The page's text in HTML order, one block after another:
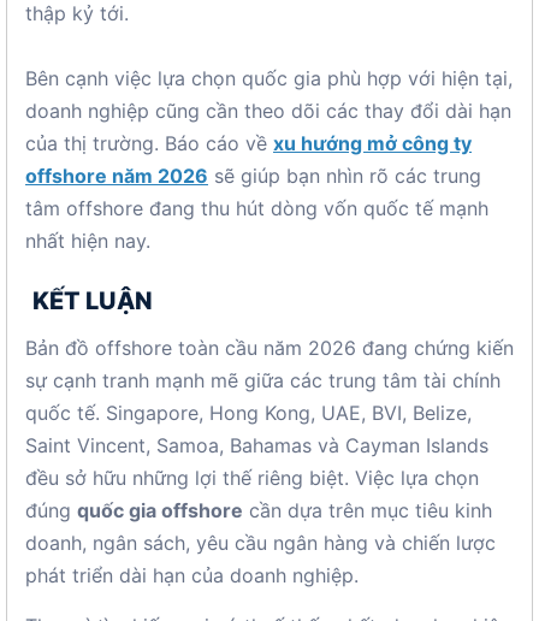
thập kỷ tới.
Bên cạnh việc lựa chọn quốc gia phù hợp với hiện tại,
doanh nghiệp cũng cần theo dõi các thay đổi dài hạn
của thị trường. Báo cáo về xu hướng mở công ty
offshore năm 2026 sẽ giúp bạn nhìn rõ các trung
tâm offshore đang thu hút dòng vốn quốc tế mạnh
nhất hiện nay.
KẾT LUẬN
Bản đồ offshore toàn cầu năm 2026 đang chứng kiến
sự cạnh tranh mạnh mẽ giữa các trung tâm tài chính
quốc tế. Singapore, Hong Kong, UAE, BVI, Belize,
Saint Vincent, Samoa, Bahamas và Cayman Islands
đều sở hữu những lợi thế riêng biệt. Việc lựa chọn
đúng quốc gia offshore cần dựa trên mục tiêu kinh
doanh, ngân sách, yêu cầu ngân hàng và chiến lược
phát triển dài hạn của doanh nghiệp.